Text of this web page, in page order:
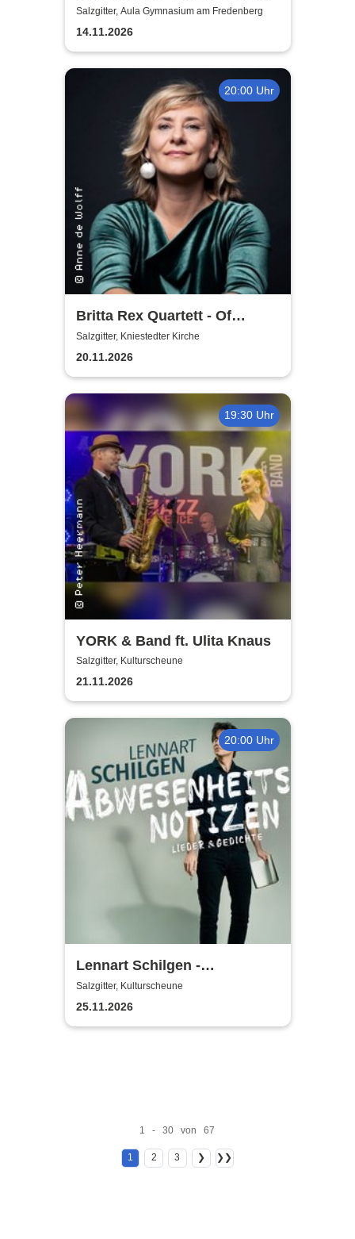
Aula Gymnasium am
Fredenberg
Salzgitter, Aula Gymnasium am Fredenberg
14.11.2026
20:00 Uhr
Britta Rex Quartett - Of
Witches, Queens & Heroines
Salzgitter, Kniestedter Kirche
20.11.2026
19:30 Uhr
YORK & Band ft. Ulita Knaus
Salzgitter, Kulturscheune
21.11.2026
20:00 Uhr
Lennart Schilgen -
Abwesenheitsnotizen
Salzgitter, Kulturscheune
25.11.2026
1 - 30 von 67
1 2 3 ❯ ❯❯